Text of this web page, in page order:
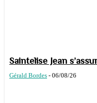
Saintelise Jean
Gérald Bordes - 06/08/26